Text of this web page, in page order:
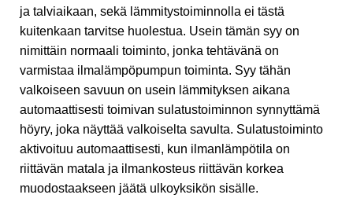
ja talviaikaan, sekä lämmitystoiminnolla ei tästä
kuitenkaan tarvitse huolestua. Usein tämän syy on
nimittäin normaali toiminto, jonka tehtävänä on
varmistaa ilmalämpöpumpun toiminta. Syy tähän
valkoiseen savuun on usein lämmityksen aikana
automaattisesti toimivan sulatustoiminnon synnyttämä
höyry, joka näyttää valkoiselta savulta. Sulatustoiminto
aktivoituu automaattisesti, kun ilmanlämpötila on
riittävän matala ja ilmankosteus riittävän korkea
muodostaakseen jäätä ulkoyksikön sisälle.